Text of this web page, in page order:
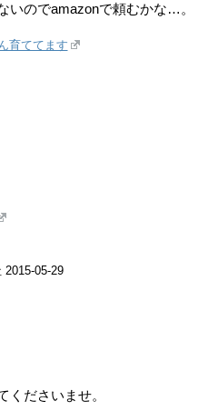
いのでamazonで頼むかな…。
育ててます
2015-05-29
ださいませ。